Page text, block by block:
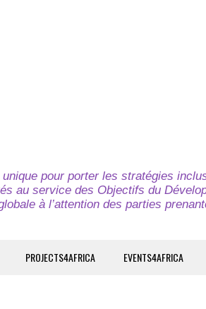
unique pour porter les stratégies
au service des Objectifs du
à l’attention des parties
PROJECTS4AFRICA EVENTS4AFRICA